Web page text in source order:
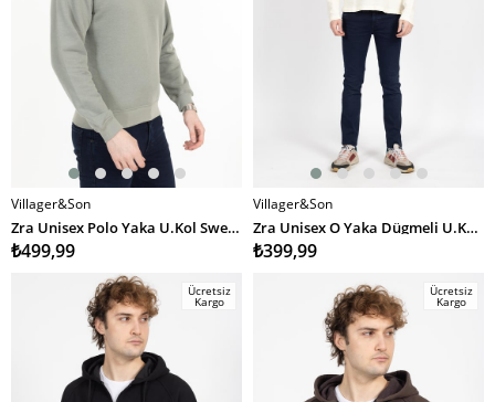
SEPETE EKLE
Villager&Son
Zra Unisex Polo Yaka U.Kol Sweat 24k Ae ÇAĞLA YEŞİLİ
₺499,99
SEPETE EKLE
Villager&Son
Zra Unisex O Yaka Dügmeli U.Kol Sweatshırt 24k Ae KREM
₺399,99
Ücretsiz
Kargo
Ücretsiz
Kargo